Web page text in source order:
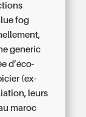
fog
generic
d’éco-
(ex-
leurs
maroc